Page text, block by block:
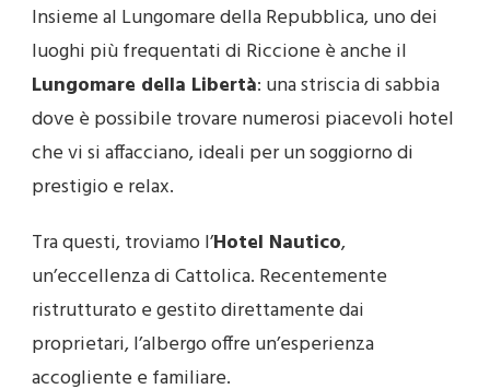
Insieme al Lungomare della Repubblica, uno dei
luoghi più frequentati di Riccione è anche il
Lungomare della Libertà: una striscia di sabbia
dove è possibile trovare numerosi piacevoli hotel
che vi si affacciano, ideali per un soggiorno di
prestigio e relax.
Tra questi, troviamo l’Hotel Nautico,
un’eccellenza di Cattolica. Recentemente
ristrutturato e gestito direttamente dai
proprietari, l’albergo offre un’esperienza
accogliente e familiare.